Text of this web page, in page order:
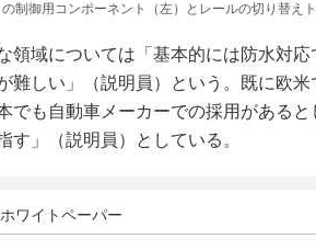
の制御用コンポーネント（左）とレールの切り替え
領域については「基本的には防水対
難しい」（説明員）という。既に欧
でも自動車メーカーでの採用がある
す」（説明員）としている。
ワイトペーパー